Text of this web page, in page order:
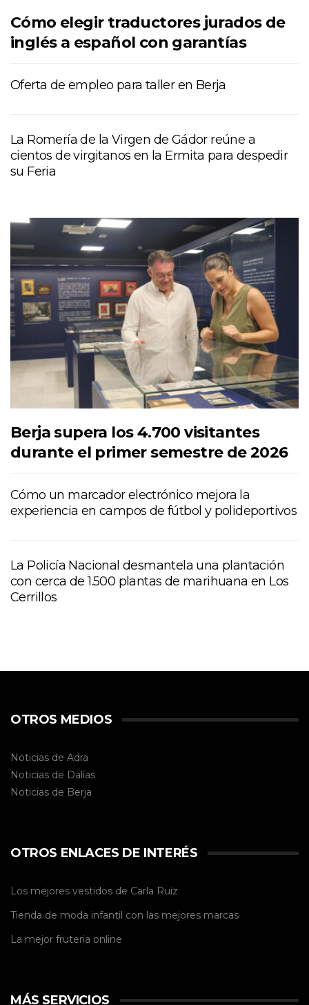
Cómo elegir traductores jurados de
inglés a español con garantías
Oferta de empleo para taller en Berja
La Romería de la Virgen de Gádor reúne a
cientos de virgitanos en la Ermita para despedir
su Feria
Berja supera los 4.700 visitantes
durante el primer semestre de 2026
Cómo un marcador electrónico mejora la
experiencia en campos de fútbol y polideportivos
La Policía Nacional desmantela una plantación
con cerca de 1.500 plantas de marihuana en Los
Cerrillos
OTROS MEDIOS
Noticias de Adra
Noticias de Dalías
Noticias de Berja
OTROS ENLACES DE INTERÉS
Los mejores vestidos de Carla Ruiz
Tienda de moda infantil con las mejores marcas
La mejor fruteria online
MÁS SERVICIOS